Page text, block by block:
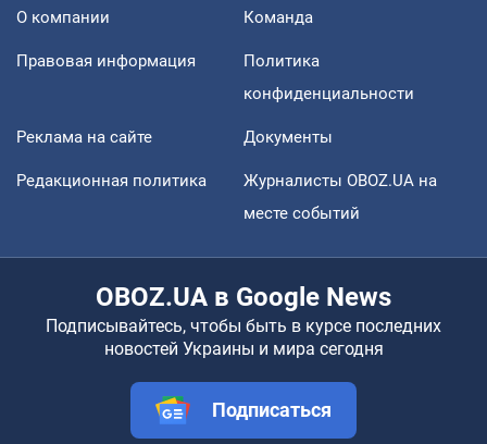
О компании Команда
Правовая информация
Политика
конфиденциальности
Реклама на сайте Документы
Редакционная политика
Журналисты OBOZ.UA на
месте событий
OBOZ.UA в Google News
Подписывайтесь, чтобы быть в курсе последних
новостей Украины и мира сегодня
Подписаться